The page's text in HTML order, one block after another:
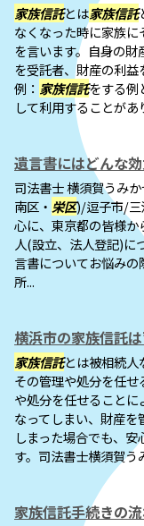
家族信託とは家族信託
なくなった時に家族
を言います。自身の
を受託者、財産の利益
例： 家族信託をする例
して利用することがあ
遺言書にはどんな
司法書士 横須賀うみ
南区・ 栄区)/逗子市/三
心に、東京都の皆様か
人(設立、法人登記)に
言書についてお悩み
所...
横浜市の家族信託
家族信託とは被相続人
その管理や処分を任
や処分を任せること
なってしまい、財産
しまった場合でも、
す。司法書士横須賀う
家族信託手続きの